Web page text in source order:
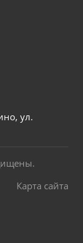
ул.
Карта сайта